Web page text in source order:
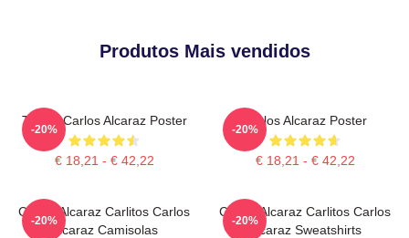
Produtos Mais vendidos
Tennis Carlos Alcaraz Poster
€ 18,21 - € 42,22
-20%
Carlos Alcaraz Poster
€ 18,21 - € 42,22
-20%
Carlos Alcaraz Carlitos Carlos
Alcaraz Camisolas
-20%
Carlos Alcaraz Carlitos Carlos
Alcaraz Sweatshirts
-20%